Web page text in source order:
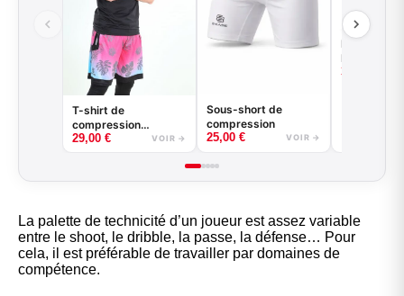
T-shirt de
compression
basketball - Good
29,00 € VOIR →
Sous-short de
compression
25,00 € VOIR →
Kit
Maillot
short
35,00
La palette de technicité d’un joueur est assez variable
entre le shoot, le dribble, la passe, la défense… Pour
cela, il est préférable de travailler par domaines de
compétence.